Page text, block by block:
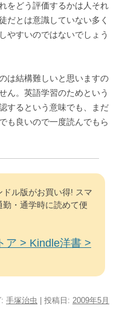
をどう評価するかは人それ
だとは意識していない多く
やすいのではないでしょう
は結構難しいと思いますの
ん。英語学習のためという
するという意味でも、まだ
も良いので一度読んでもら
ル版がお買い得! スマ
・通学時に読めて便
ア > Kindle洋書 >
手塚治虫 | 投稿日: 2009年5月